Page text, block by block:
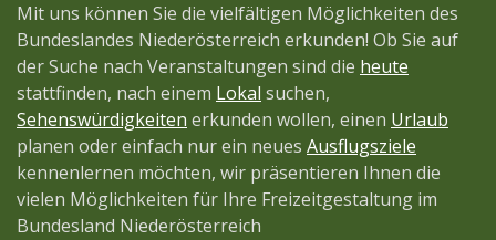
Mit uns können Sie die vielfältigen Möglichkeiten des
Bundeslandes Niederösterreich erkunden! Ob Sie auf
der Suche nach Veranstaltungen sind die heute
stattfinden, nach einem Lokal suchen,
Sehenswürdigkeiten erkunden wollen, einen Urlaub
planen oder einfach nur ein neues Ausflugsziele
kennenlernen möchten, wir präsentieren Ihnen die
vielen Möglichkeiten für Ihre Freizeitgestaltung im
Bundesland Niederösterreich